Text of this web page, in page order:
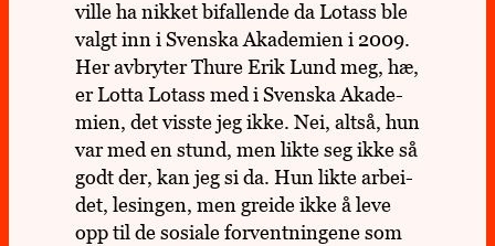
ville ha nikket bifal­lende da Lotass ble
valgt inn i Svenska Aka­de­mien i 2009.
Her avbry­ter Thure Erik Lund meg, hæ,
er Lotta Lotass med i Svenska Aka­de­
mien, det visste jeg ikke. Nei, altså, hun
var med en stund, men likte seg ikke så
godt der, kan jeg si da. Hun likte arbei­
det, lesin­gen, men greide ikke å leve
opp til de sosiale for­vent­nin­gene som